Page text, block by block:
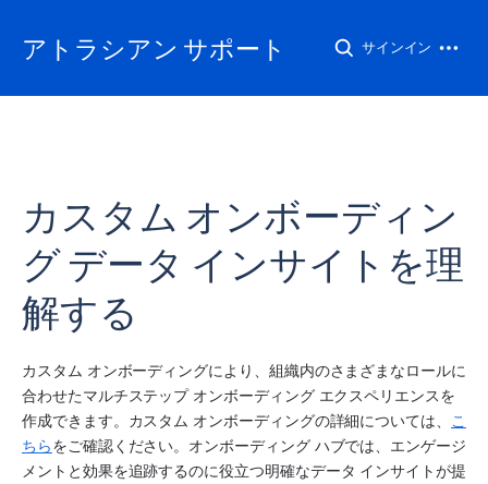
アトラシアン サポート サインイン
カスタム オンボーディン
グ データ インサイトを理
解する
カスタム オンボーディングにより、組織内のさまざまなロールに
合わせたマルチステップ オンボーディング エクスペリエンスを
作成できます。カスタム オンボーディングの詳細については、
こ
ちらをご確認ください。オンボーディング ハブでは、エンゲージ
メントと効果を追跡するのに役立つ明確なデータ インサイトが提